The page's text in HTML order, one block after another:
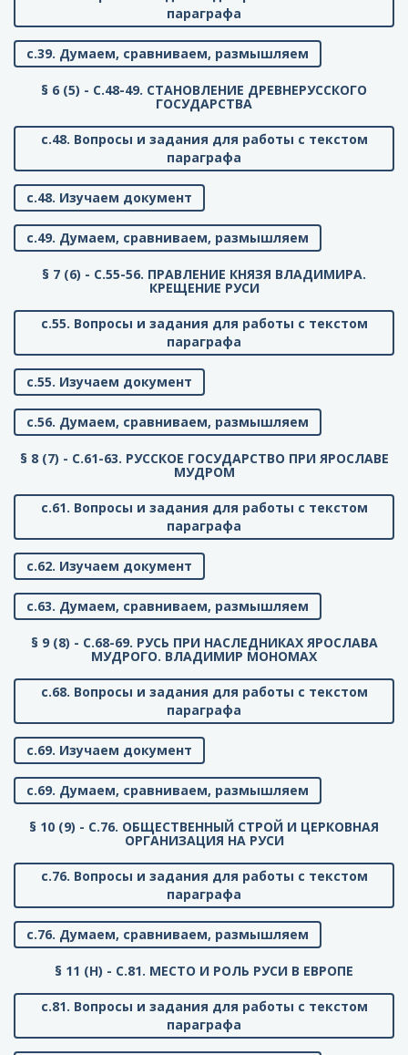
параграфа
с.39. Думаем, сравниваем, размышляем
§ 6 (5) - C.48-49. СТАНОВЛЕНИЕ ДРЕВНЕРУССКОГО
ГОСУДАРСТВА
с.48. Вопросы и задания для работы с текстом
параграфа
с.48. Изучаем документ
с.49. Думаем, сравниваем, размышляем
§ 7 (6) - C.55-56. ПРАВЛЕНИЕ КНЯЗЯ ВЛАДИМИРА.
КРЕЩЕНИЕ РУСИ
с.55. Вопросы и задания для работы с текстом
параграфа
с.55. Изучаем документ
с.56. Думаем, сравниваем, размышляем
§ 8 (7) - C.61-63. РУССКОЕ ГОСУДАРСТВО ПРИ ЯРОСЛАВЕ
МУДРОМ
с.61. Вопросы и задания для работы с текстом
параграфа
с.62. Изучаем документ
с.63. Думаем, сравниваем, размышляем
§ 9 (8) - C.68-69. РУСЬ ПРИ НАСЛЕДНИКАХ ЯРОСЛАВА
МУДРОГО. ВЛАДИМИР МОНОМАХ
с.68. Вопросы и задания для работы с текстом
параграфа
с.69. Изучаем документ
с.69. Думаем, сравниваем, размышляем
§ 10 (9) - C.76. ОБЩЕСТВЕННЫЙ СТРОЙ И ЦЕРКОВНАЯ
ОРГАНИЗАЦИЯ НА РУСИ
с.76. Вопросы и задания для работы с текстом
параграфа
с.76. Думаем, сравниваем, размышляем
§ 11 (Н) - C.81. МЕСТО И РОЛЬ РУСИ В ЕВРОПЕ
с.81. Вопросы и задания для работы с текстом
параграфа